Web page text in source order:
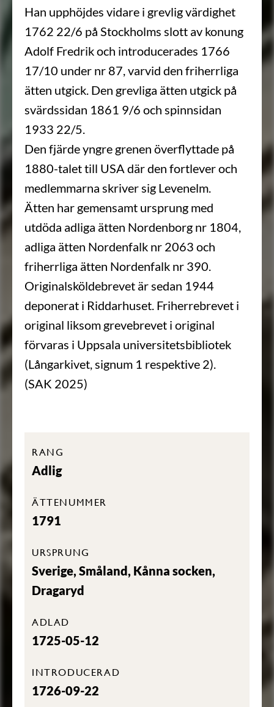
Han upphöjdes vidare i grevlig värdighet
1762 22/6 på Stockholms slott av konung
Adolf Fredrik och introducerades 1766
17/10 under nr 87, varvid den friherrliga
ätten utgick. Den grevliga ätten utgick på
svärdssidan 1861 9/6 och spinnsidan
1933 22/5.
Den fjärde yngre grenen överflyttade på
1880-talet till USA där den fortlever och
medlemmarna skriver sig Levenelm.
Ätten har gemensamt ursprung med
utdöda adliga ätten Nordenborg nr 1804,
adliga ätten Nordenfalk nr 2063 och
friherrliga ätten Nordenfalk nr 390.
Originalsköldebrevet är sedan 1944
deponerat i Riddarhuset. Friherrebrevet i
original liksom grevebrevet i original
förvaras i Uppsala universitetsbibliotek
(Långarkivet, signum 1 respektive 2).
(SAK 2025)
RANG
Adlig
ÄTTENUMMER
1791
URSPRUNG
Sverige, Småland, Kånna socken,
Dragaryd
ADLAD
1725-05-12
INTRODUCERAD
1726-09-22